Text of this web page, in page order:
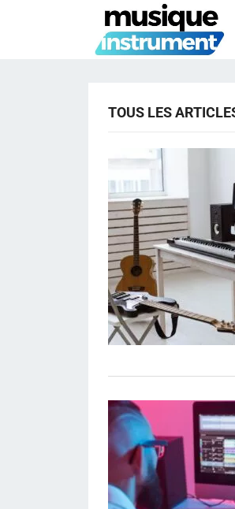
TOUS LES